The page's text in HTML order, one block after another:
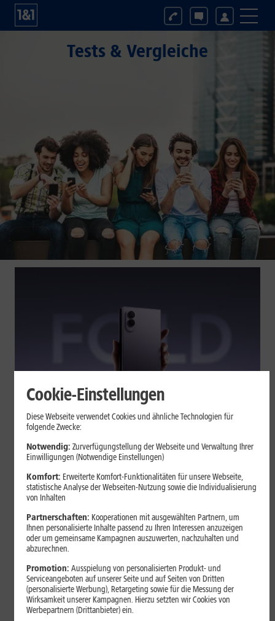
Tests & Vergleiche
Tests & Vergleiche
Galaxy Z Fold7 oder Fold8: Was
sich beim neuen Foldable geändert
Kompakteres Format, neuer Chip, größerer Akku: Das Galaxy Z
Fold8 setzt andere Schwerpunkte als sein Vorgänger. Wir
zeigen, was Samsung verändert hat, welche Neuerungen im
Alltag zählen und wo das Fold7 Vorteile behält.
Mehr erfahren
Cookie-Einstellungen
Diese Webseite verwendet Cookies und ähnliche Technologien für
folgende Zwecke:
Notwendig: Zurverfügungstellung der Webseite und Verwaltung Ihrer
Einwilligungen (Notwendige Einstellungen)
Komfort: Erweiterte Komfort-Funktionalitäten für unsere Webseite,
statistische Analyse der Webseiten-Nutzung sowie die Individualisierung
von Inhalten
Partnerschaften: Kooperationen mit ausgewählten Partnern, um
Ihnen personalisierte Inhalte passend zu Ihren Interessen anzuzeigen
oder um gemeinsame Kampagnen auszuwerten, nachzuhalten und
abzurechnen.
Promotion: Ausspielung von personalisierten Produkt- und
Serviceangeboten auf unserer Seite und auf Seiten von Dritten
(personalisierte Werbung), Retargeting sowie für die Messung der
Wirksamkeit unserer Kampagnen. Hierzu setzten wir Cookies von
Werbepartnern (Drittanbieter) ein.